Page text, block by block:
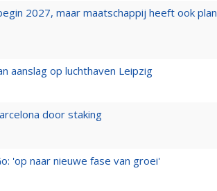
2027, maar maatschappij heeft ook plan
aanslag op luchthaven Leipzig
door staking
'op naar nieuwe fase van groei'